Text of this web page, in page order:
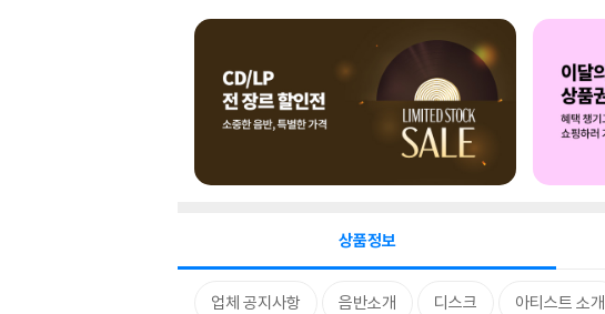
상품정보
업체 공지사항 음반소개 디스크 아티스트 소개